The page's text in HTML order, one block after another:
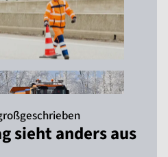
sieht anders aus